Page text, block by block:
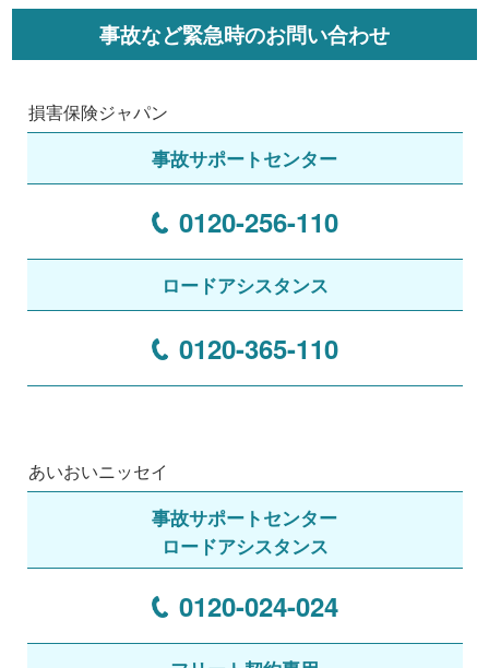
事故など緊急時のお問い合わせ
損害保険ジャパン
事故サポートセンター
0120-256-110
ロードアシスタンス
0120-365-110
あいおいニッセイ
事故サポートセンター
ロードアシスタンス
0120-024-024